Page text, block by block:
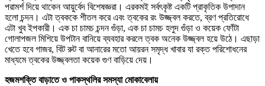
পরামর্শ দিয়ে থাকেন আয়ুর্বেদ বিশেষজ্ঞরা। এরকমই সর্বৎকৃষ্ট একটি প্রাকৃতিক উপাদান
হলো চন্দন। এটা ত্বককে শীতল করে এবং ত্বকের রং উজ্জ্বল করতে, ব্রণ প্রতিরোধে
এটা খুব ইপকারী। এক চা চামচ চন্দন গুঁড়া, এক চা চামচ হলুদ গুঁড়া ও কয়েক ফোঁটা
গোলাপজল মিশিয়ে উপটান বানিয়ে ব্যবহার করলে ত্বক অনেক উজ্জ্বল হয়ে উঠে। এছাড়া
খেতে হবে গাজর, বিট রুট বা আনারের মতো আয়রন সমৃদ্ধ খাবার যা রক্ত পরিশোধনের
মাধ্যমে ত্বকের উজ্জ্বলতা কয়েক গুণ বাড়িয়ে দেয়।
হজমশক্তি বাড়াতে ও পাকস্থলির সমস্যা মোকাবেলায়